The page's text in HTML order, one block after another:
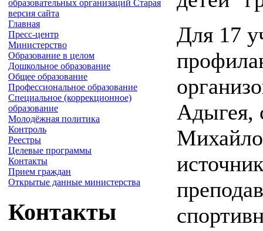
образовательных организаций Старая
версия сайта
Главная
Пресс-центр
Министерство
Образование в целом
Дошкольное образование
Общее образование
Профессиональное образование
Специальное (коррекционное)
образование
Молодёжная политика
Контроль
Реестры
Целевые программы
Контакты
Прием граждан
Открытые данные министерства
Контакты
Для 17
Адыгея,